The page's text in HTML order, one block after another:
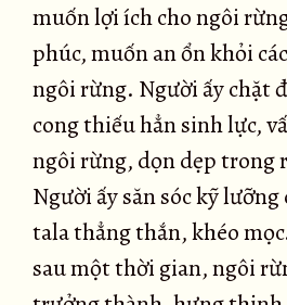
muốn lợi ích cho ngôi
phúc, muốn an ổn khỏi
ngôi rừng. Người ấy chặt
cong thiếu hẳn sinh lực,
ngôi rừng, dọn dẹp trong
Người ấy săn sóc kỹ lưỡng
tala thẳng thắn, khéo
sau một thời gian, ngôi